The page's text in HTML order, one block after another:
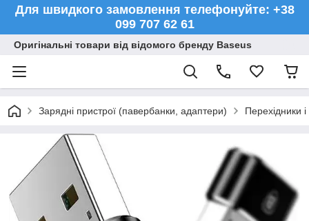
Для швидкого замовлення телефонуйте: +38
099 707 62 61
Оригінальні товари від відомого бренду Baseus
Зарядні пристрої (павербанки, адаптери) Перехідники